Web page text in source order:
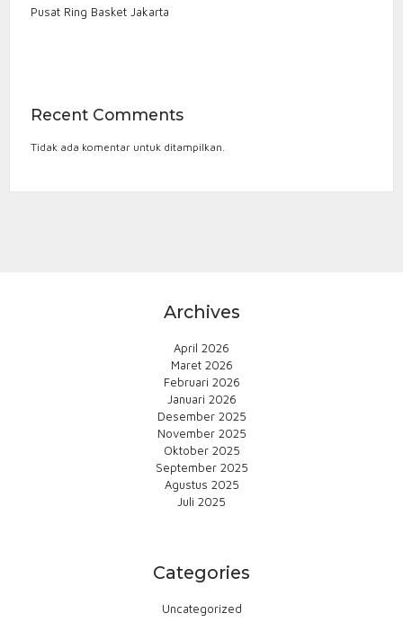
Pusat Ring Basket Jakarta
Recent Comments
Tidak ada komentar untuk ditampilkan.
Archives
April 2026
Maret 2026
Februari 2026
Januari 2026
Desember 2025
November 2025
Oktober 2025
September 2025
Agustus 2025
Juli 2025
Categories
Uncategorized